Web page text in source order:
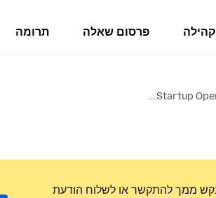
פרסום שאלה תרומה
Startup
ממך להתקשר או לשלוח הודעת